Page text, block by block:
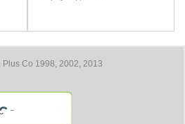
Co 1998, 2002, 2013